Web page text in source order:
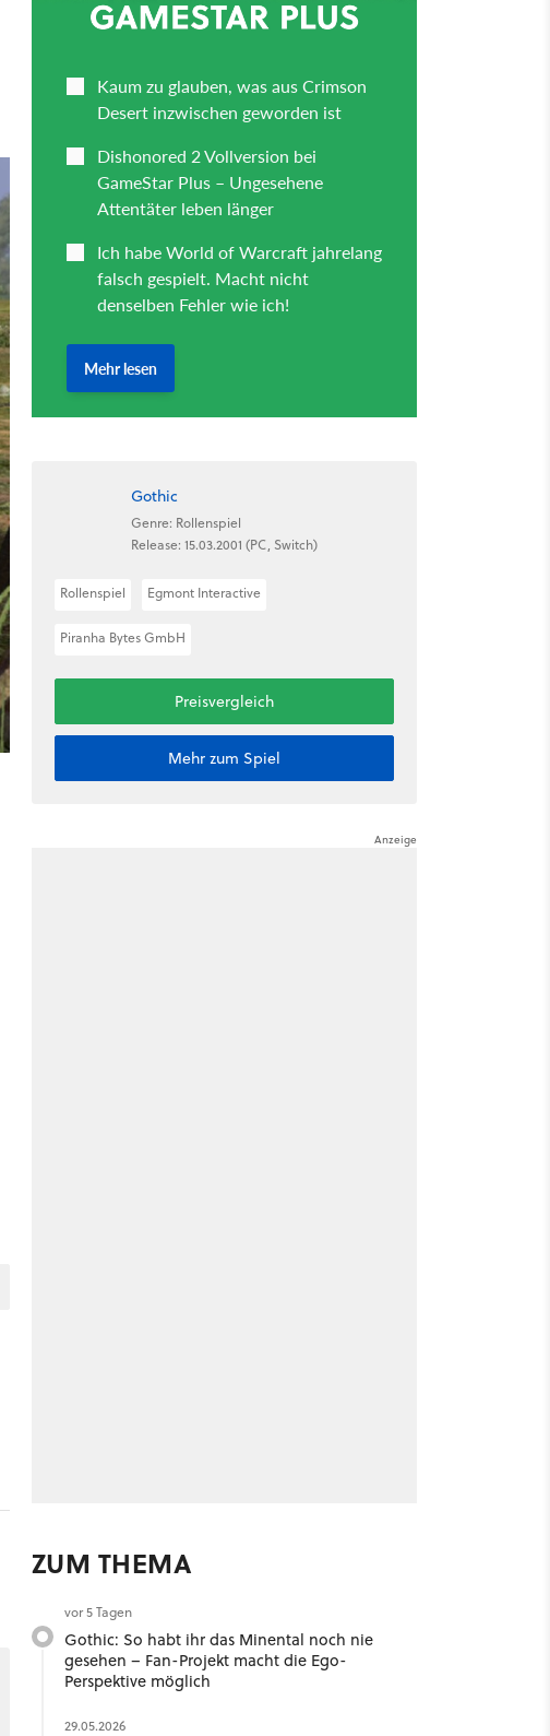
Gothic
Genre: Rollenspiel
Release: 15.03.2001 (PC, Switch)
Rollenspiel Egmont Interactive
Piranha Bytes GmbH
Preisvergleich
Mehr zum Spiel
ZUM THEMA
vor 5 Tagen
Gothic: So habt ihr das Minental noch nie
gesehen – Fan-Projekt macht die Ego-
Perspektive möglich
29.05.2026